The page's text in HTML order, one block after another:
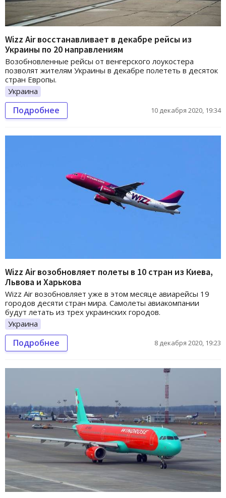
Wizz Air восстанавливает в декабре рейсы из
Украины по 20 направлениям
Возобновленные рейсы от венгерского лоукостера
позволят жителям Украины в декабре полететь в десяток
стран Европы.
Украина
Подробнее 10 декабря 2020, 19:34
Wizz Air возобновляет полеты в 10 стран из Киева,
Львова и Харькова
Wizz Air возобновляет уже в этом месяце авиарейсы 19
городов десяти стран мира. Самолеты авиакомпании
будут летать из трех украинских городов.
Украина
Подробнее 8 декабря 2020, 19:23